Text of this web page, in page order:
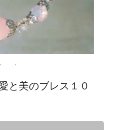
と美のブレス１０